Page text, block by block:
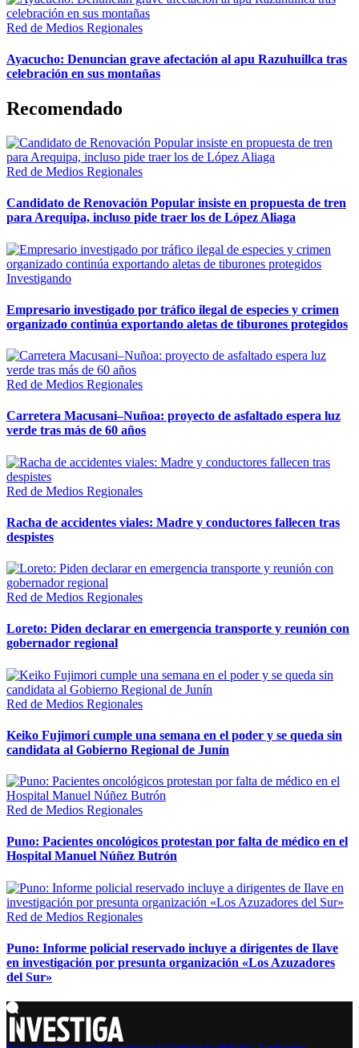
Red de Medios Regionales
Ayacucho: Denuncian grave afectación al apu Razuhuillca tras
celebración en sus montañas
Recomendado
Red de Medios Regionales
Candidato de Renovación Popular insiste en propuesta de tren
para Arequipa, incluso pide traer los de López Aliaga
Investigando
Empresario investigado por tráfico ilegal de especies y crimen
organizado continúa exportando aletas de tiburones protegidos
Red de Medios Regionales
Carretera Macusani–Nuñoa: proyecto de asfaltado espera luz
verde tras más de 60 años
Red de Medios Regionales
Racha de accidentes viales: Madre y conductores fallecen tras
despistes
Red de Medios Regionales
Loreto: Piden declarar en emergencia transporte y reunión con
gobernador regional
Red de Medios Regionales
Keiko Fujimori cumple una semana en el poder y se queda sin
candidata al Gobierno Regional de Junín
Red de Medios Regionales
Puno: Pacientes oncológicos protestan por falta de médico en el
Hospital Manuel Núñez Butrón
Red de Medios Regionales
Puno: Informe policial reservado incluye a dirigentes de Ilave
en investigación por presunta organización «Los Azuzadores
del Sur»